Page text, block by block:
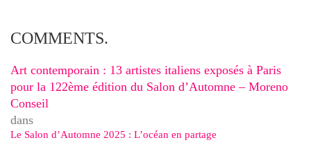
COMMENTS.
Art contemporain : 13 artistes italiens exposés à Paris
pour la 122ème édition du Salon d’Automne – Moreno
Conseil
dans
Le Salon d’Automne 2025 : L’océan en partage